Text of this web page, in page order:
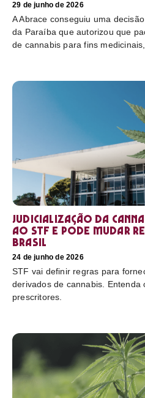
29 de junho de 2026
A Abrace conseguiu uma
da Paraíba que autorizou que
de cannabis para fins
Judicialização da
ao STF e pode mudar
Brasil
24 de junho de 2026
STF vai definir regras para
derivados de cannabis.
prescritores.